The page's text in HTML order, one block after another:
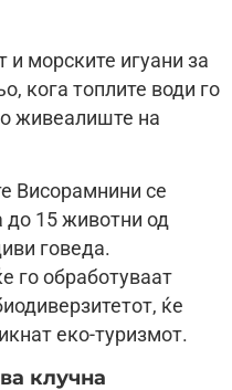
и морските игуани за
кога топлите води го
живеалиште на
Висорамнини се
до 15 животни од
говеда.
го обработуваат
ќе
еко-туризмот.
клучна